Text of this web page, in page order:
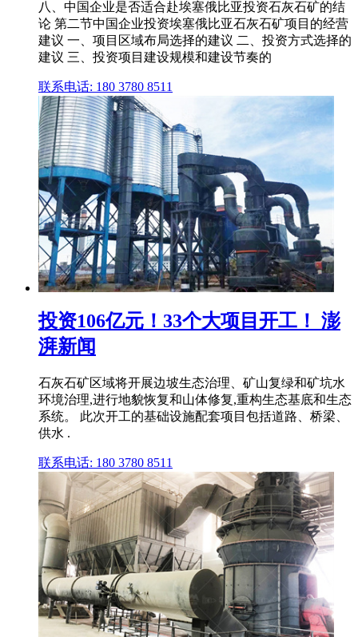
八、中国企业是否适合赴埃塞俄比亚投资石灰石矿的结
论 第二节中国企业投资埃塞俄比亚石灰石矿项目的经营
建议 一、项目区域布局选择的建议 二、投资方式选择的
建议 三、投资项目建设规模和建设节奏的
联系电话: 180 3780 8511
投资106亿元！33个大项目开工！ 澎
湃新闻
石灰石矿区域将开展边坡生态治理、矿山复绿和矿坑水
环境治理,进行地貌恢复和山体修复,重构生态基底和生态
系统。 此次开工的基础设施配套项目包括道路、桥梁、
供水 .
联系电话: 180 3780 8511